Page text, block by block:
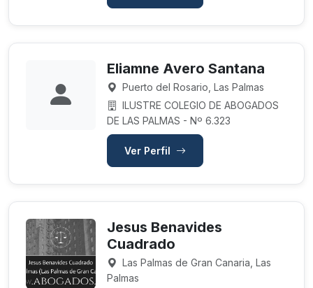
Eliamne Avero Santana
Puerto del Rosario, Las Palmas
ILUSTRE COLEGIO DE ABOGADOS
DE LAS PALMAS - Nº 6.323
Ver Perfil
Jesus Benavides
Cuadrado
Las Palmas de Gran Canaria, Las
Palmas